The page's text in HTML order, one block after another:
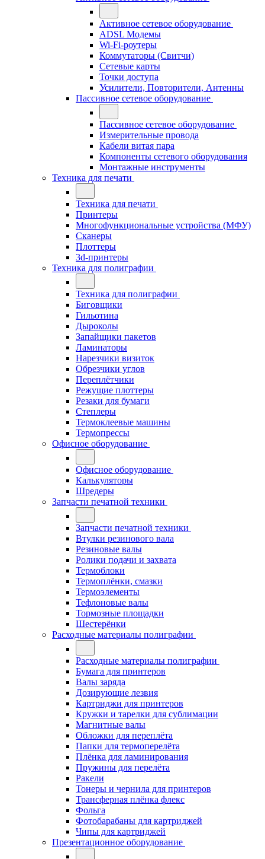
Активное сетевое оборудование
ADSL Модемы
Wi-Fi-роутеры
Коммутаторы (Свитчи)
Сетевые карты
Точки доступа
Усилители, Повторители, Антенны
Пассивное сетевое оборудование
Пассивное сетевое оборудование
Измерительные провода
Кабели витая пара
Компоненты сетевого оборудования
Монтажные инструменты
Техника для печати
Техника для печати
Принтеры
Многофункциональные устройства (МФУ)
Сканеры
Плоттеры
3d-принтеры
Техника для полиграфии
Техника для полиграфии
Биговщики
Гильотина
Дыроколы
Запайщики пакетов
Ламинаторы
Нарезчики визиток
Обрезчики углов
Переплётчики
Режущие плоттеры
Резаки для бумаги
Степлеры
Термоклеевые машины
Термопрессы
Офисное оборудование
Офисное оборудование
Калькуляторы
Шредеры
Запчасти печатной техники
Запчасти печатной техники
Втулки резинового вала
Резиновые валы
Ролики подачи и захвата
Термоблоки
Термоплёнки, смазки
Термоэлементы
Тефлоновые валы
Тормозные площадки
Шестерёнки
Расходные материалы полиграфии
Расходные материалы полиграфии
Бумага для принтеров
Валы заряда
Дозирующие лезвия
Картриджи для принтеров
Кружки и тарелки для сублимации
Магнитные валы
Обложки для переплёта
Папки для термоперелёта
Плёнка для ламинирования
Пружины для перелёта
Ракели
Тонеры и чернила для принтеров
Трансферная плёнка флекс
Фольга
Фотобарабаны для картриджей
Чипы для картриджей
Презентационное оборудование